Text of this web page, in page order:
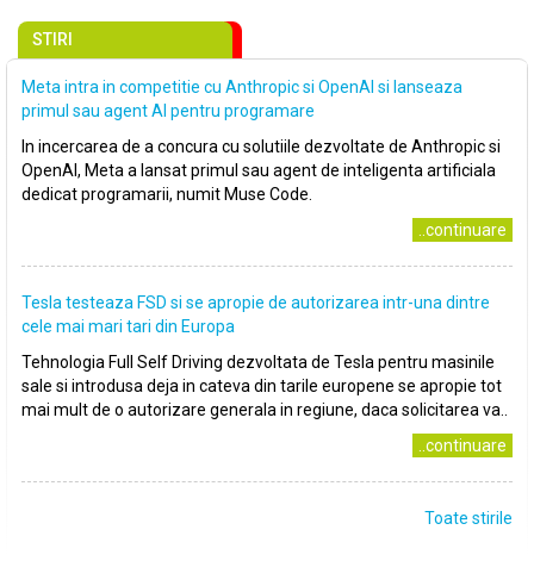
STIRI
Meta intra in competitie cu Anthropic si OpenAI si lanseaza
primul sau agent AI pentru programare
In incercarea de a concura cu solutiile dezvoltate de Anthropic si
OpenAI, Meta a lansat primul sau agent de inteligenta artificiala
dedicat programarii, numit Muse Code.
..continuare
Tesla testeaza FSD si se apropie de autorizarea intr-una dintre
cele mai mari tari din Europa
Tehnologia Full Self Driving dezvoltata de Tesla pentru masinile
sale si introdusa deja in cateva din tarile europene se apropie tot
mai mult de o autorizare generala in regiune, daca solicitarea va..
..continuare
Toate stirile